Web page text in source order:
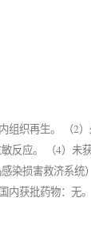
组织再生。 （2
反应。 （4）未
染损害救济系统
内获批药物：无